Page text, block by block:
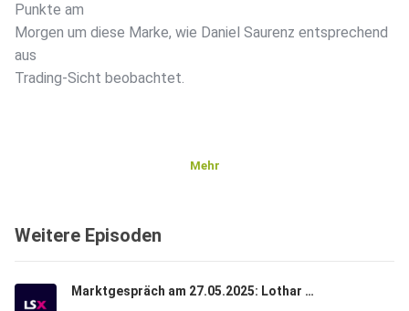
Punkte am
Morgen um diese Marke, wie Daniel Saurenz entsprechend
aus
Trading-Sicht beobachtet.
Mehr
Weitere Episoden
Marktgespräch am 27.05.2025: Lothar Albert & Lars Erichsen